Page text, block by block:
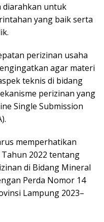
diarahkan untuk
yang baik serta
perizinan usaha
agar materi
teknis di bidang
perizinan yang
Single Submission
memperhatikan
2022 tentang
di Bidang Mineral
Perda Nomor 14
Lampung 2023–